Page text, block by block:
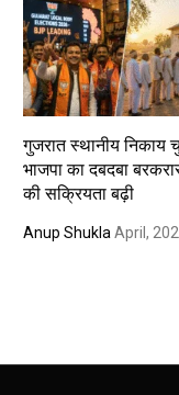
गुजरात स्थानीय निकाय
भाजपा का दबदबा
की सक्रियता बढ़ी
Anup Shukla April,